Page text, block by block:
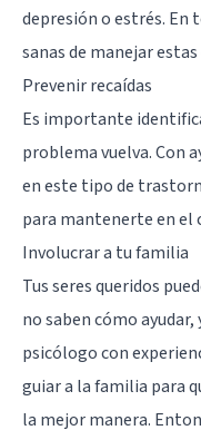
depresión o estrés. En
sanas de manejar
Prevenir recaídas
Es importante
problema vuelva. Con
en este tipo de
para mantenerte en el
Involucrar a tu familia
Tus seres queridos
no saben cómo
psicólogo con
guiar a la familia para
la mejor manera.